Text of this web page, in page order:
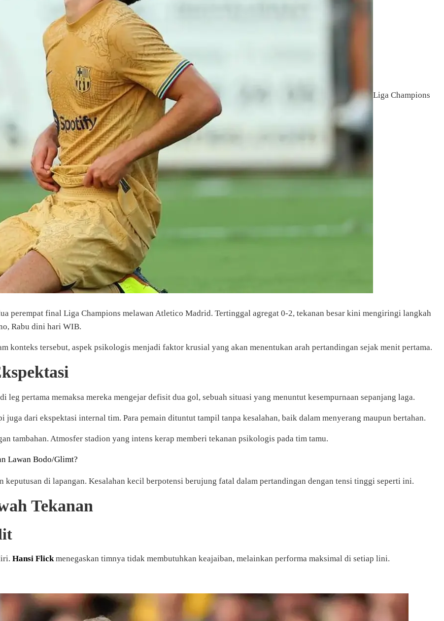
Liga Champions
perempat final Liga Champions melawan Atletico Madrid. Tertinggal agregat 0-2, tekanan besar kini mengiringi langkah
Rabu dini hari WIB.
konteks tersebut, aspek psikologis menjadi faktor krusial yang akan menentukan arah pertandingan sejak menit pertama.
pertama memaksa mereka mengejar defisit dua gol, sebuah situasi yang menuntut kesempurnaan sepanjang laga.
dari ekspektasi internal tim. Para pemain dituntut tampil tanpa kesalahan, baik dalam menyerang maupun bertahan.
tambahan. Atmosfer stadion yang intens kerap memberi tekanan psikologis pada tim tamu.
Lawan Bodo/Glimt?
di lapangan. Kesalahan kecil berpotensi berujung fatal dalam pertandingan dengan tensi tinggi seperti ini.
Tekanan
Hansi Flickmenegaskan timnya tidak membutuhkan keajaiban, melainkan performa maksimal di setiap lini.